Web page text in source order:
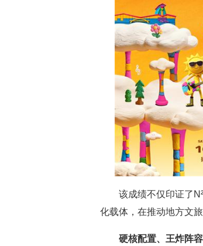
该成绩不仅印证了
化载体，在推动地方文
硬核配置、王炸阵